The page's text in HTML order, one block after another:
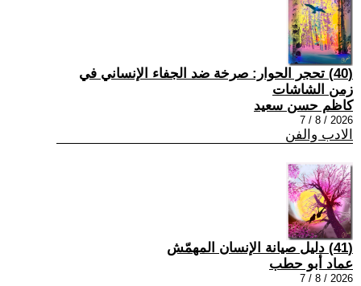
(40) تحجر الحوار: صرخة ضد الجفاء الإنساني في
زمن الشاشات
كاظم حسن سعيد
2026 / 8 / 7
الادب والفن
(41) دليل صيانة الإنسان المهمّش
عماد أبو حطب
2026 / 8 / 7